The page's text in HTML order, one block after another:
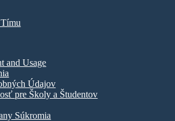
and Usage
Údajov
pre Školy a Študentov
Súkromia